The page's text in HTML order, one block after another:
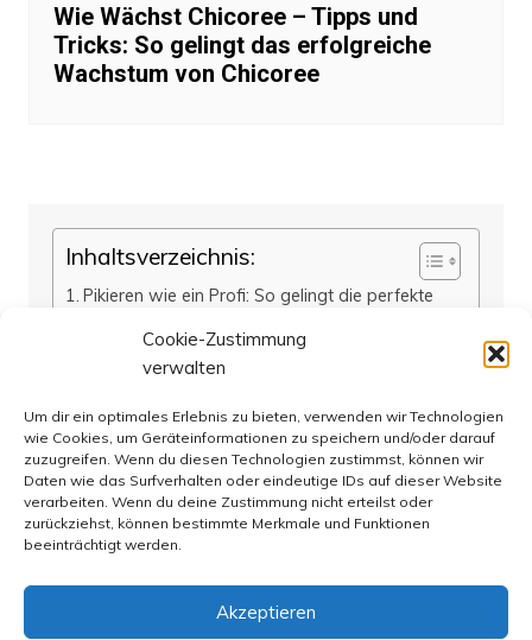
Cookie-Zustimmung
verwalten
Um dir ein optimales Erlebnis zu bieten, verwenden wir Technologien
wie Cookies, um Geräteinformationen zu speichern und/oder darauf
zuzugreifen. Wenn du diesen Technologien zustimmst, können wir
Daten wie das Surfverhalten oder eindeutige IDs auf dieser Website
verarbeiten. Wenn du deine Zustimmung nicht erteilst oder
zurückziehst, können bestimmte Merkmale und Funktionen
beeinträchtigt werden.
Akzeptieren
Wie Wächst Chicoree – Tipps und
Tricks: So gelingt das erfolgreiche
Wachstum von Chicoree
Inhaltsverzeichnis:
Pikieren wie ein Profi: So gelingt die perfekte
Grüner Daumen gefragt: Was Sie über das
Pikieren wissen sollten
rund ums Pikieren
Kleine Pflanzen, große Wirkung: Mit dem
richtigen Pikierverfahren zum Erfolg
Fazit
FAQs